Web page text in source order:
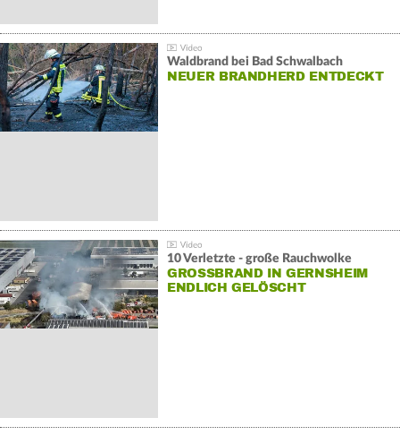
Waldbrand bei Bad Schwalbach
NEUER BRANDHERD ENTDECKT
10 Verletzte - große Rauchwolke
GROSSBRAND IN GERNSHEIM E
NDLICH GELÖSCHT